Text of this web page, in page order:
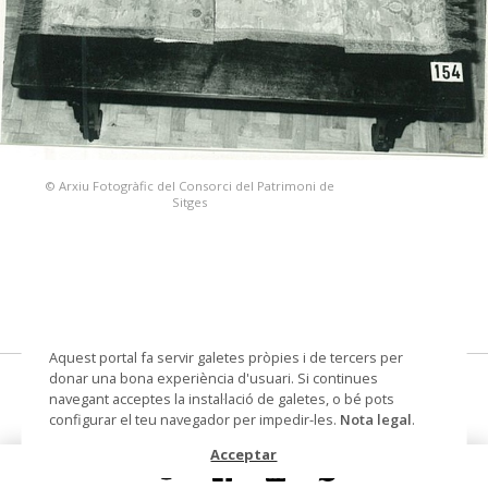
© Arxiu Fotogràfic del Consorci del Patrimoni de
Sitges
camí de taula
Datació Segles XVI-XVII (?)
Aquest portal fa servir galetes pròpies i de tercers per
donar una bona experiència d'usuari. Si continues
navegant acceptes la instal·lació de galetes, o bé pots
configurar el teu navegador per impedir-les. Nota legal.
Acceptar